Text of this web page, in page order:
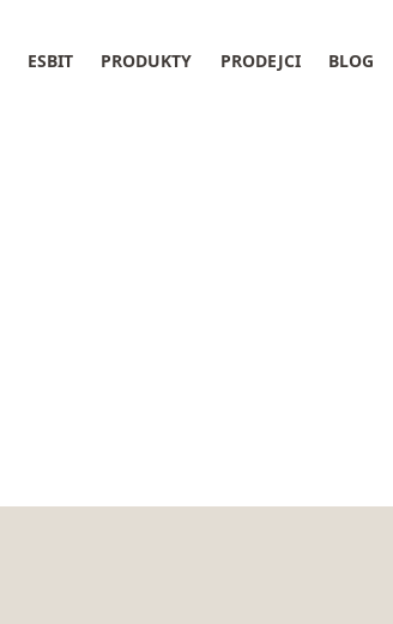
ESBIT PRODUKTY PRODEJCI BLOG